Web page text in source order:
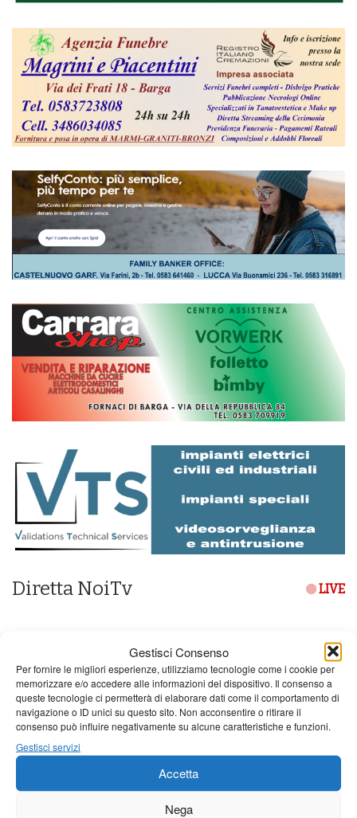
Gestisci Consenso
Per fornire le migliori esperienze, utilizziamo tecnologie come i cookie per
memorizzare e/o accedere alle informazioni del dispositivo. Il consenso a
queste tecnologie ci permetterà di elaborare dati come il comportamento di
navigazione o ID unici su questo sito. Non acconsentire o ritirare il
consenso può influire negativamente su alcune caratteristiche e funzioni.
Gestisci servizi
Accetta
Nega
Diretta NoiTv LIVE